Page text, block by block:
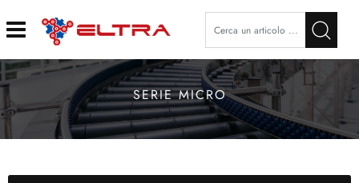
Open
SERIE MICRO